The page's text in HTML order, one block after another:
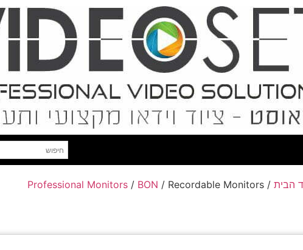
הבית /
Professional Monitors / BON / Recordable Monitors